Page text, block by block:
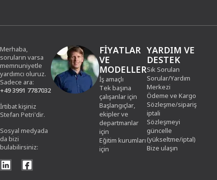
Merhaba,
soruların varsa
memnuniyetle
yardımcı oluruz.
Sadece ara:
+49 3991 7787032
İrtibat kişiniz
Stefan Petri'dir.
Sosyal medyada
da bizi
bulabilirsiniz:
FIYATLAR
VE
MODELLER
İş amaçlı
Tek başına
çalışanlar için
Başlangıçlar,
ekipler ve
departmanlar
için
Eğitim kurumları
için
YARDIM VE
DESTEK
Sık Sorulan
Sorular/Yardım
Merkezi
Ödeme ve Kargo
Sözleşme/sipariş
iptali
Sözleşmeyi
güncelle
(yükseltme/iptal)
Bize ulaşın